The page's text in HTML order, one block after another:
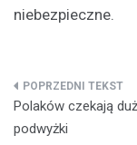
niebezpieczne.
Nawigacja
wpisu
Polaków czekają
podwyżki